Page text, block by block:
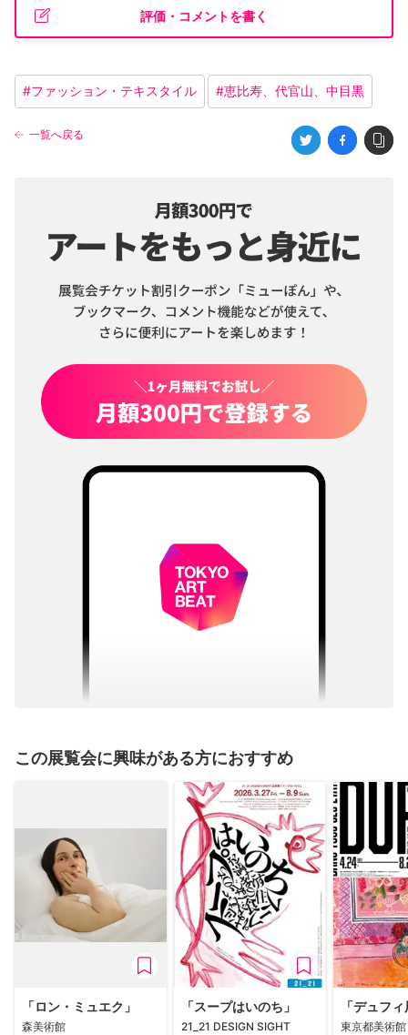
評価・コメントを書く
#ファッション・テキスタイル #恵比寿、代官山、中目黒
一覧へ戻る
この展覧会に興味がある方におすすめ
「ロン・ミュエク」
森美術館
「スープはいのち」
21_21 DESIGN SIGHT
「デュフ
東京都美術館